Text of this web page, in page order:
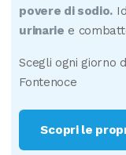
povere di sodio.
urinarie e
Scegli ogni giorno
Fontenoce
Scopri le